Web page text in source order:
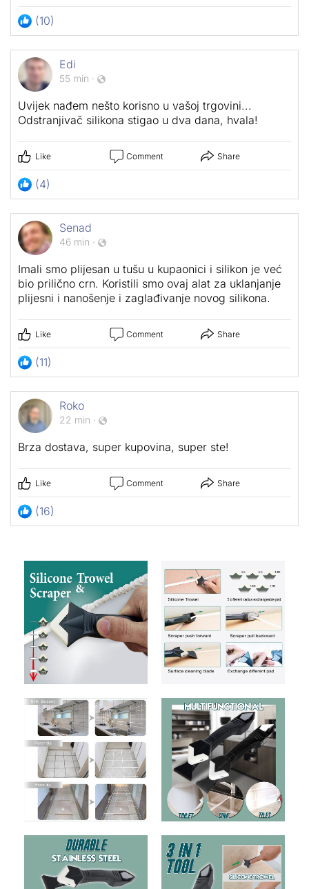
(10)
Edi
55 min ·
Uvijek nađem nešto korisno u vašoj trgovini...
Odstranjivač silikona stigao u dva dana, hvala!
Like Comment Share
(4)
Senad
46 min ·
Imali smo plijesan u tušu u kupaonici i silikon je već
bio prilično crn. Koristili smo ovaj alat za uklanjanje
plijesni i nanošenje i zaglađivanje novog silikona.
Like Comment Share
(11)
Roko
22 min ·
Brza dostava, super kupovina, super ste!
Like Comment Share
(16)